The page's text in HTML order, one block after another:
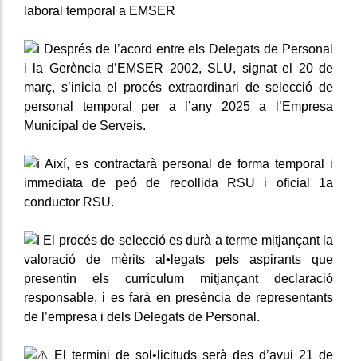
laboral temporal a EMSER
Després de l’acord entre els Delegats de Personal
i la Gerència d’EMSER 2002, SLU, signat el 20 de
març, s’inicia el procés extraordinari de selecció de
personal temporal per a l’any 2025 a l’Empresa
Municipal de Serveis.
Així, es contractarà personal de forma temporal i
immediata de peó de recollida RSU i oficial 1a
conductor RSU.
El procés de selecció es durà a terme mitjançant la
valoració de mèrits al•legats pels aspirants que
presentin els currículum mitjançant declaració
responsable, i es farà en presència de representants
de l’empresa i dels Delegats de Personal.
El termini de sol•licituds serà des d’avui 21 de